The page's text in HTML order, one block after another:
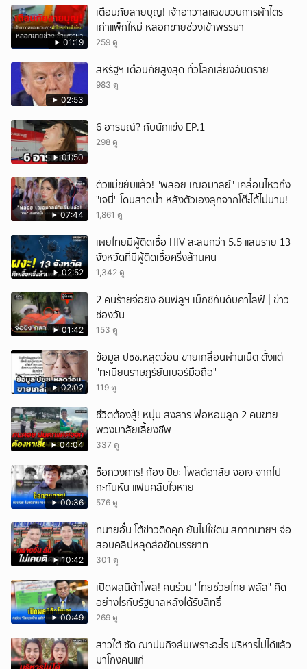
01:19
เตือนภัยสายบุญ! เจ้าอาวาสแฉขบวนการผ้าไตร
เก่าแพ็กใหม่ หลอกขายช่วงเข้าพรรษา
259 ดู
02:53
สหรัฐฯ เตือนภัยสูงสุด ทั่วโลกเสี่ยงอันตราย
983 ดู
01:50
6 อารมณ์? กับนักแข่ง EP.1
298 ดู
07:44
ตัวแม่ขยับแล้ว! "พลอย เฌอมาลย์" เคลื่อนไหวถึง
"เจนี่" โดนสาดน้ำ หลังตัวเองลุกจากโต๊ะได้ไม่นาน!
1,861 ดู
02:52
เผยไทยมีผู้ติดเชื้อ HIV สะสมกว่า 5.5 แสนราย 13
จังหวัดที่มีผู้ติดเชื้อครึ่งล้านคน
1,342 ดู
01:42
2 คนร้ายจ่อยิง อินฟลูฯ เม็กซิกันดับคาไลฟ์ | ข่าว
ช่องวัน
153 ดู
02:02
ข้อมูล ปชช.หลุดว่อน ขายเกลื่อนผ่านเน็ต ตั้งแต่
"ทะเบียนราษฎร์ยันเบอร์มือถือ"
119 ดู
04:04
ชึวิตต้องสู้! หนุ่ม สงสาร พ่อหอบลูก 2 คนขาย
พวงมาลัยเลี้ยงชีพ
337 ดู
00:36
ช็อกวงการ! ก้อง ปิยะ โพสต์อาลัย จอเจ จากไป
กะทันหัน แฟนคลับใจหาย
576 ดู
10:42
ทนายอั๋น โต้ข่าวติดคุก ยันไม่ใช่ตน สภาทนายฯ จ่อ
สอบคลิปหลุดส่อขัดมรรยาท
301 ดู
00:49
เปิดผลนิด้าโพล! คนร่วม "ไทยช่วยไทย พลัส" คิด
อย่างไรกับรัฐบาลหลังได้รับสิทธิ์
269 ดู
สาวใต้ ซัด ฌาปนกิจล่มเพราะอะไร บริหารไม่ได้แล้ว
มาโกงคนแก่